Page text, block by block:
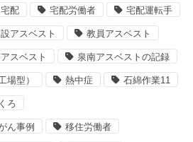
宅配 宅配労働者 宅配運転手
アスベスト 教員アスベスト
スベスト 泉南アスベストの記録
場型） 熱中症 石綿作業11
ろ
ん事例 移住労働者